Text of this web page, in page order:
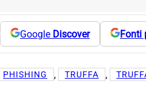
Google Discover Fonti
PHISHING , TRUFFA ,